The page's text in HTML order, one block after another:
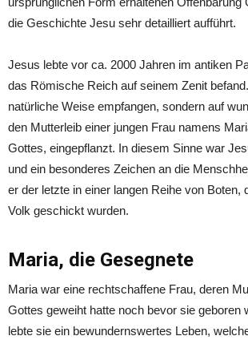
die Geschichte Jesu sehr detailliert aufführt.
Jesus lebte vor ca. 2000 Jahren im antiken
das Römische Reich auf seinem Zenit
natürliche Weise empfangen, sondern auf
den Mutterleib einer jungen Frau namens
Gottes, eingepflanzt. In diesem Sinne war
und ein besonderes Zeichen an die
er der letzte in einer langen Reihe von Boten,
Volk geschickt wurden.
Maria, die Gesegnete
Maria war eine rechtschaffene Frau, deren
Gottes geweiht hatte noch bevor sie geboren
lebte sie ein bewundernswertes Leben,